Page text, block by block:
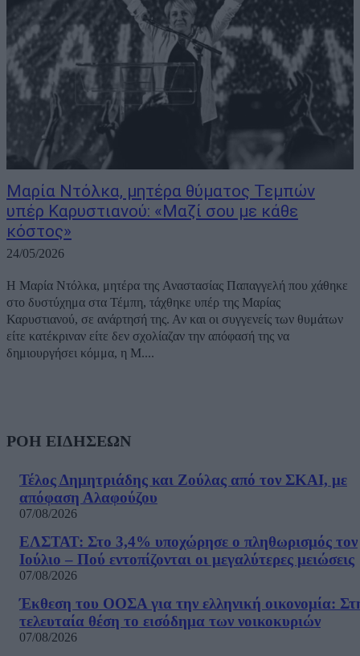
Μαρία Ντόλκα, μητέρα θύματος Τεμπών
υπέρ Καρυστιανού: «Μαζί σου με κάθε
κόστος»
24/05/2026
Η Μαρία Ντόλκα, μητέρα της Αναστασίας Παπαγγελή που χάθηκε
στο δυστύχημα στα Τέμπη, τάχθηκε υπέρ της Μαρίας
Καρυστιανού, σε ανάρτησή της. Αν και οι συγγενείς των θυμάτων
είτε κατέκριναν είτε δεν σχολίαζαν την απόφασή της να
δημιουργήσει κόμμα, η Μ....
ΡΟΗ ΕΙΔΗΣΕΩΝ
Τέλος Δημητριάδης και Ζούλας από τον ΣΚΑΙ, με
απόφαση Αλαφούζου
07/08/2026
ΕΛΣΤΑΤ: Στο 3,4% υποχώρησε ο πληθωρισμός τον
Ιούλιο – Πού εντοπίζονται οι μεγαλύτερες μειώσεις
07/08/2026
Έκθεση του ΟΟΣΑ για την ελληνική οικονομία:
τελευταία θέση το εισόδημα των νοικοκυριών
07/08/2026